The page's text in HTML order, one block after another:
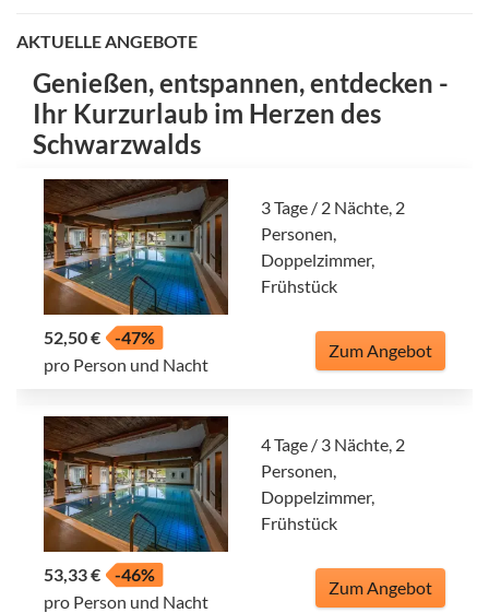
AKTUELLE ANGEBOTE
Genießen, entspannen, entdecken -
Ihr Kurzurlaub im Herzen des
Schwarzwalds
3 Tage / 2 Nächte, 2
Personen,
Doppelzimmer,
Frühstück
52,50 €
-47%
pro Person und Nacht
Zum Angebot
4 Tage / 3 Nächte, 2
Personen,
Doppelzimmer,
Frühstück
53,33 €
-46%
pro Person und Nacht
Zum Angebot